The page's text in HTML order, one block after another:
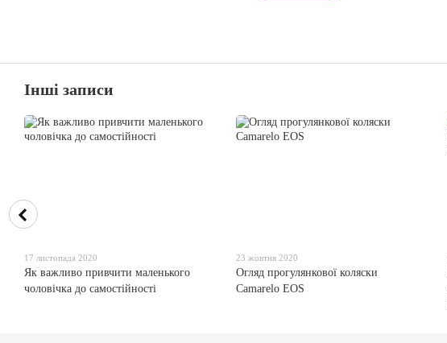
Інші записи
17 листопада 2020
Як важливо привчити маленького
чоловічка до самостійності
23 жовтня 2020
Огляд прогулянкової коляски
Camarelo EOS